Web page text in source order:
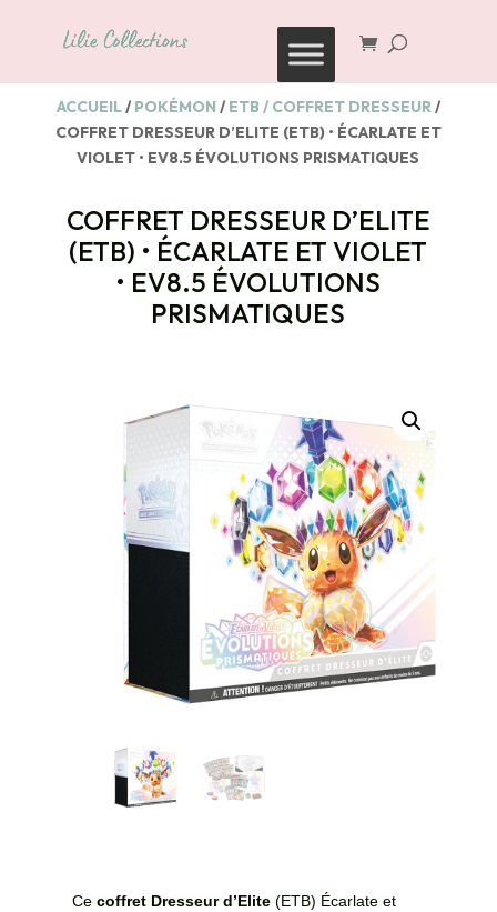
ACCUEIL/ POKÉMON / ETB / COFFRET DRESSEUR/
COFFRET DRESSEUR D’ELITE (ETB) • ÉCARLATE ET
VIOLET • EV8.5 ÉVOLUTIONS PRISMATIQUES
COFFRET DRESSEUR D’ELITE
(ETB) • ÉCARLATE ET VIOLET
• EV8.5 ÉVOLUTIONS
PRISMATIQUES
Ce coffret Dresseur d’Elite(ETB) Écarlate et